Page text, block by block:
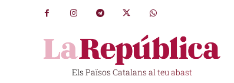
Els Països Catalans al teu abast